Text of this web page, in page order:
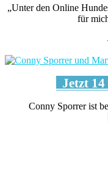
„Unter den Online
für
Jetzt
Conny Sporrer ist